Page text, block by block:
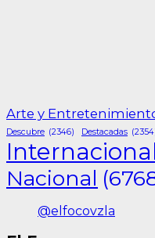
Arte y
Descubre (2346) Destacadas
Nacional
@elfocovzla